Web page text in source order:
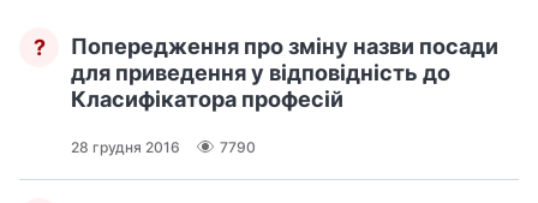
?
Попередження про зміну назви посади
для приведення у відповідність до
Класифікатора професій
28 грудня 2016 7790